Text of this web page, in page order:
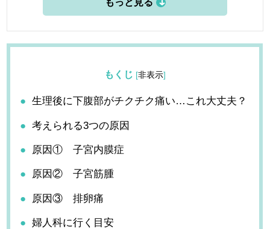
石野医院
もくじ [非表示]
生理後に下腹部がチクチク痛い…これ大丈夫？
考えられる3つの原因
原因① 子宮内膜症
原因② 子宮筋腫
原因③ 排卵痛
婦人科に行く目安